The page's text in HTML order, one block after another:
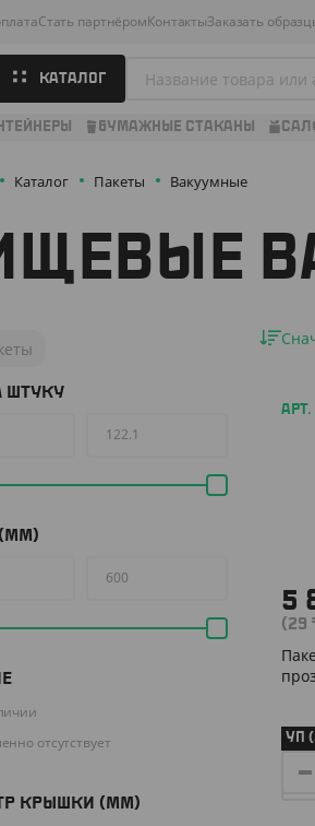
Стать партнёромКонтактыЗаказать
КАТАЛОГ
БУМАЖНЫЕ СТАКАНЫ
Каталог Пакеты Вакуумные
ШТУКУ
отсутствует
КРЫШКИ (ММ)
АРТ.
5
(29
УП